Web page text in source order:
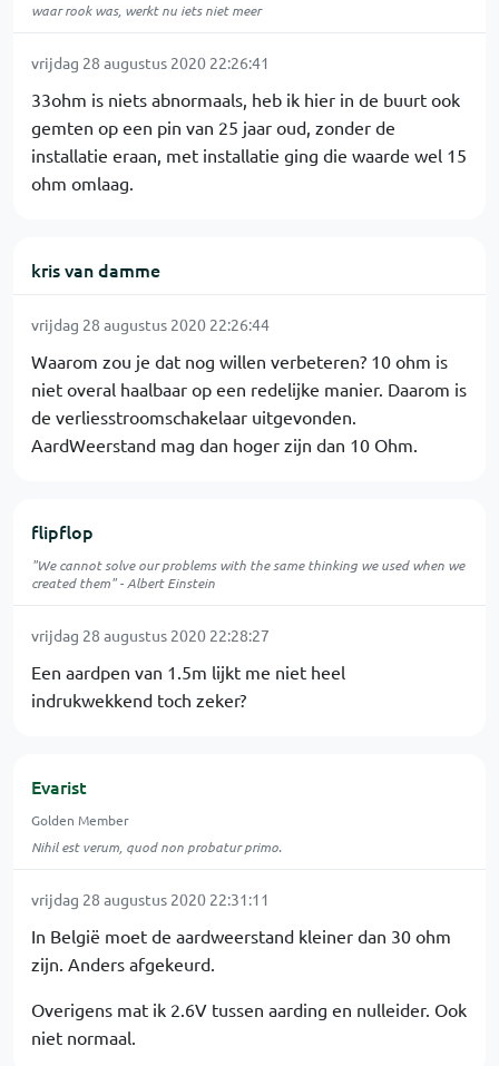
waar rook was, werkt nu iets niet meer
vrijdag 28 augustus 2020 22:26:41
33ohm is niets abnormaals, heb ik hier in de buurt ook
gemten op een pin van 25 jaar oud, zonder de
installatie eraan, met installatie ging die waarde wel 15
ohm omlaag.
kris van damme
vrijdag 28 augustus 2020 22:26:44
Waarom zou je dat nog willen verbeteren? 10 ohm is
niet overal haalbaar op een redelijke manier. Daarom is
de verliesstroomschakelaar uitgevonden.
AardWeerstand mag dan hoger zijn dan 10 Ohm.
flipflop
"We cannot solve our problems with the same thinking we used when we
created them" - Albert Einstein
vrijdag 28 augustus 2020 22:28:27
Een aardpen van 1.5m lijkt me niet heel
indrukwekkend toch zeker?
Evarist
Golden Member
Nihil est verum, quod non probatur primo.
vrijdag 28 augustus 2020 22:31:11
In België moet de aardweerstand kleiner dan 30 ohm
zijn. Anders afgekeurd.
Overigens mat ik 2.6V tussen aarding en nulleider. Ook
niet normaal.